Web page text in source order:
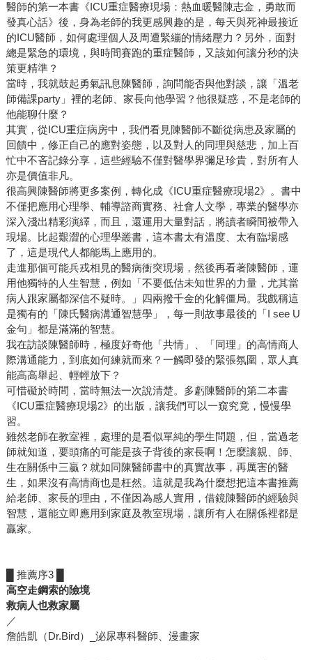
醫師的第一本書《ICU重症醫療現場：熱血暖醫陳志金，勇敢而
發真心話》後，身為老師的我更感興趣的是，每天與死神最接近
的ICU醫師，如何處理個人及周遭緊繃的情緒壓力？另外，面對
總是緊急的環境，與時間賽跑的重症醫師，又該如何讓分秒的決
策更精準？
當時，我就鼓起勇氣訊息陳醫師，詢問能否與他對談，讓「溫老
師備課party」裡的老師、家長向他學習？他很疑惑，不是老師的
他能聊什麼？
其實，從ICU重症病房中，我們看見陳醫師不斷從病患及家屬的
回饋中，修正自己的應對姿態，以及對人的同理與慈悲，加上百
忙中不吝記錄分享，這些經驗不僅對醫學界彌足珍貴，對所有人
亦是價值非凡。
很高興陳醫師將更多案例，轉化成《ICU重症醫療現場2》。書中
不僅把應用心理學、輔導諮商實務、社會人文學，專業的醫學亦
深入淺出精彩演繹，而且，還運用大量對話，將讀者瞬間被帶入
現場。比起艱澀的心理學叢書，這本書太有溫度、太有臨場感
了，這是現代人都能馬上應用的。
走進那個可能兵戎相見的醫病衝突現場，然後再看著陳醫師，運
用他獨特的人生智慧，例如「不要低估未知世界的力量，尤其當
病人跟家屬都深信不疑時。」四兩撥千金的化解僵局。我戲稱這
是獨有的「陳氏醫病溝通智慧學」，每一則故事最後的「I see U
金句」都是滿滿的智慧。
我在訪談陳醫師時，極度好奇他「共情」、「同理」的高情商人
際溝通能力，到底如何練就而來？一觸即發的緊張氛圍，眾人真
能高高舉起、輕輕放下？
可惜礙於時間，當時無法一次說清楚。多虧陳醫師的第二本書
《ICU重症醫療現場2》的出版，讓我們可以一窺究竟，慢慢學
習。
雖然老師在教室裡，處理的是看似單純的學生問題，但，當過老
師就知道，要頭痛的可能是孩子背後的家長啊！怎麼讓親、師、
生在關係中三贏？就如同陳醫師書中的真實故事，再厲害的醫
生，如果沒有高情商也是枉然。這就是我為什麼想把這本書推薦
給老師、家長的理由，不僅因為感人實用，借鏡陳醫師的經驗與
智慧，還能立即應用到家庭及教室現場，讓所有人在關係裡都是
贏家。
█ 推薦序3 █
高空走鋼索的險境
救病人也救家屬
／
詹皓凱（Dr.Bird）_泌尿專科醫師、漫畫家